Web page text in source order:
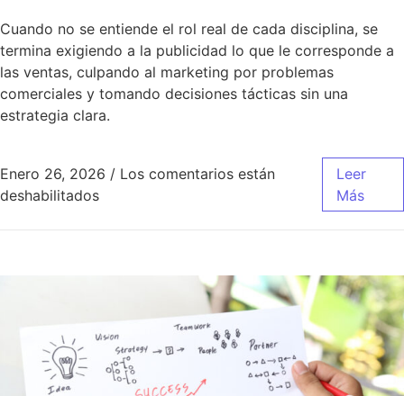
Cuando no se entiende el rol real de cada disciplina, se
termina exigiendo a la publicidad lo que le corresponde a
las ventas, culpando al marketing por problemas
comerciales y tomando decisiones tácticas sin una
estrategia clara.
Enero 26, 2026 / Los comentarios están
deshabilitadosen Ventas, marketing y publicidad NO son
Leer
Más